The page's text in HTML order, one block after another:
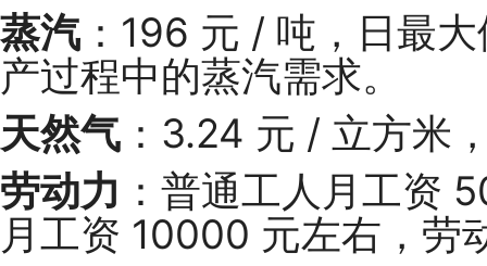
蒸汽 ：196 元 / 吨，日最
产过程中的蒸汽需求。
天然气 ：3.24 元 / 立方米
劳动力 ：普通工人月工资
月工资 10000 元左右，劳